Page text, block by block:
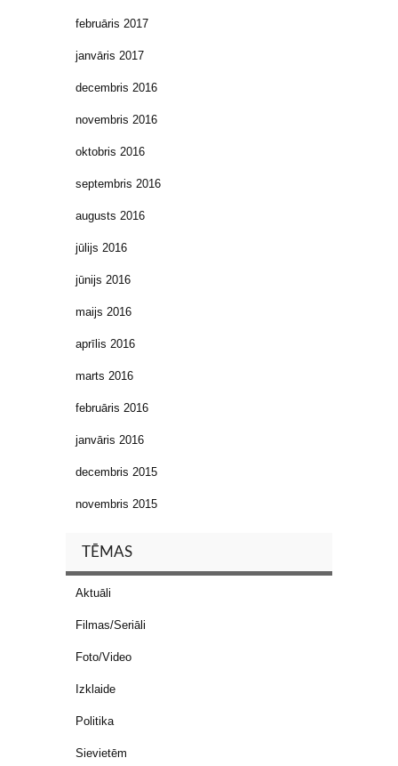
februāris 2017
janvāris 2017
decembris 2016
novembris 2016
oktobris 2016
septembris 2016
augusts 2016
jūlijs 2016
jūnijs 2016
maijs 2016
aprīlis 2016
marts 2016
februāris 2016
janvāris 2016
decembris 2015
novembris 2015
TĒMAS
Aktuāli
Filmas/Seriāli
Foto/Video
Izklaide
Politika
Sievietēm